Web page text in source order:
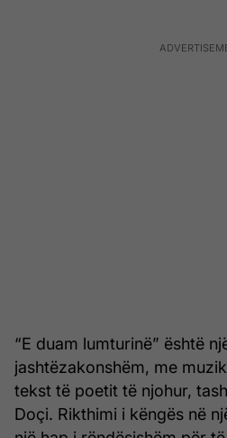
“E duam lumturinë” është
jashtëzakonshëm, me
tekst të poetit të njohur,
Doçi. Rikthimi i këngës në